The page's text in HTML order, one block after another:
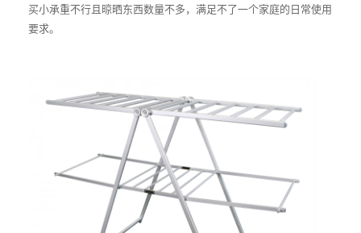
买小承重不行且晾晒东西数量不多，满足不了一个家庭的日常使用
要求。